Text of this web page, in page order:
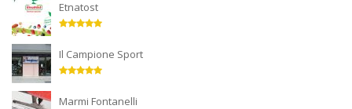
Etnatost
Il Campione Sport
Marmi Fontanelli